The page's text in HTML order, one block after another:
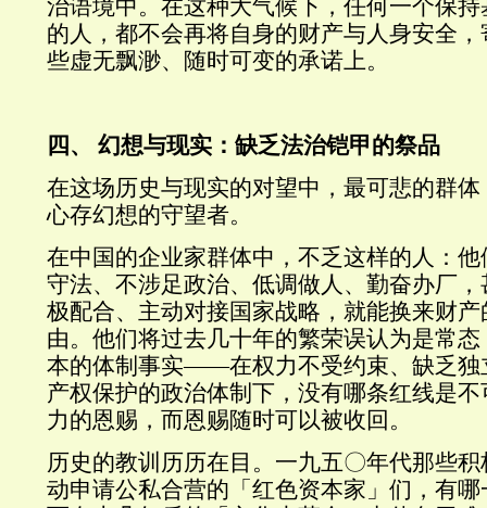
治语境中。在这种大气候下，任何一个保
的人，都不会再将自身的财产与人身安全
些虚无飘渺、随时可变的承诺上。
四、 幻想与现实：缺乏法治铠甲的祭品
在这场历史与现实的对望中，最可悲的群
心存幻想的守望者。
在中国的企业家群体中，不乏这样的人：
守法、不涉足政治、低调做人、勤奋办厂
极配合、主动对接国家战略，就能换来财
由。他们将过去几十年的繁荣误认为是常
本的体制事实——在权力不受约束、缺乏独
产权保护的政治体制下，没有哪条红线是
力的恩赐，而恩赐随时可以被收回。
历史的教训历历在目。一九五〇年代那些
动申请公私合营的「红色资本家」们，有